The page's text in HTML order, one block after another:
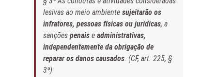
lesivas ao meio ambiente sujeitarão os
infratores, pessoas físicas ou jurídicas, a
sanções penais e administrativas,
independentemente da obrigação de
reparar os danos causados. (CF, art. 225, §
3º)